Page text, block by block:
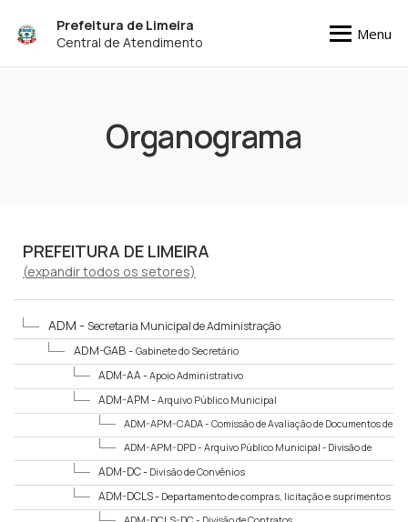
Prefeitura de Limeira
Central de Atendimento
Menu
Organograma
PREFEITURA DE LIMEIRA
(expandirtodos os setores)
ADM - Secretaria Municipal de Administração
ADM-GAB - Gabinete do Secretário
ADM-AA -Apoio Administrativo
ADM-APM -Arquivo Público Municipal
ADM-APM-CADA - Comissão de Avaliação de Documentos de
ADM-APM-DPD - Arquivo Público Municipal - Divisão de
Patrimônio DocumentalADM-DC - Divisão de Convênios
ADM-DCLS - Departamento de compras, licitação e suprimentos